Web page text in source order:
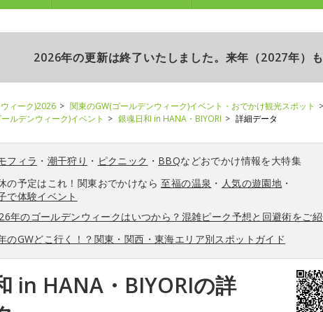
2026年の更新は終了いたしました。来年（2027年）
ィーク)2026 関東のGW(ゴールデンウィーク)イベント・おでかけ観光スポット
ルデンウィーク)イベント
銀魂日和 in HANA・BIYORI 詳細データ
フィラ ・ 潮干狩り ・ ピクニック ・ BBQなどおでかけ情報を大特集
の予定はこれ！関東おでかけなら至福の温泉 ・ 人気の遊園地 ・
で体験イベント
年のゴールデンウィークはいつから？混雑ピーク予想と回避術をご
のGWどこ行く！？関東・関西・東海エリア別スポットガイド
in HANA・BIYORIの詳